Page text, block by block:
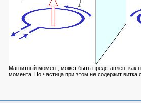
Магнитный момент, может быть представлен, как
момента. Но частица при этом не содержит витка